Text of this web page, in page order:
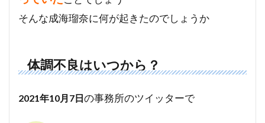
そんな成海瑠奈に何が起きたのでしょうか
体調不良はいつから？
2021年10月7日の事務所のツイッターで